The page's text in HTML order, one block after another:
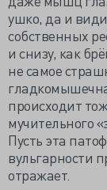
ушко, да и
собственных
и снизу, как
не самое
происходит
мучительного
Пусть эта
вульгарности
отражает.